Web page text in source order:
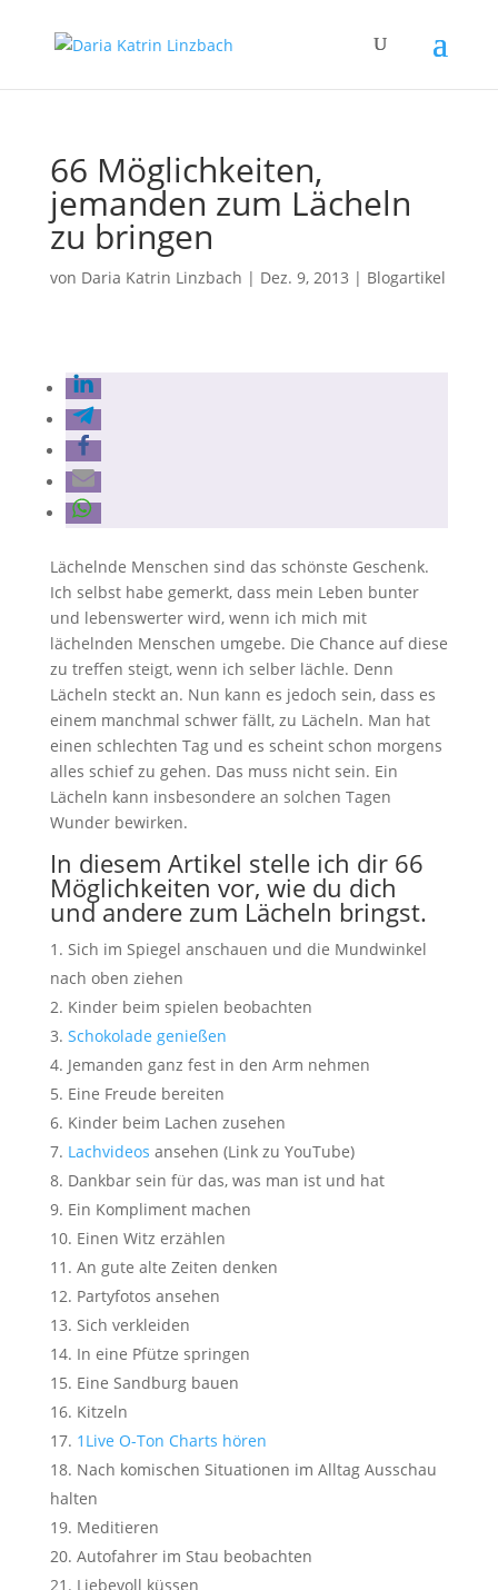
66 Möglichkeiten,
jemanden zum Lächeln
zu bringen
von Daria Katrin Linzbach | Dez. 9, 2013 | Blogartikel
Lächelnde Menschen sind das schönste Geschenk.
Ich selbst habe gemerkt, dass mein Leben bunter
und lebenswerter wird, wenn ich mich mit
lächelnden Menschen umgebe. Die Chance auf diese
zu treffen steigt, wenn ich selber lächle. Denn
Lächeln steckt an. Nun kann es jedoch sein, dass es
einem manchmal schwer fällt, zu Lächeln. Man hat
einen schlechten Tag und es scheint schon morgens
alles schief zu gehen. Das muss nicht sein. Ein
Lächeln kann insbesondere an solchen Tagen
Wunder bewirken.
In diesem Artikel stelle ich dir 66
Möglichkeiten vor, wie du dich
und andere zum Lächeln bringst.
Sich im Spiegel anschauen und die Mundwinkel
nach oben ziehen
Kinder beim spielen beobachten
Schokolade genießen
Jemanden ganz fest in den Arm nehmen
Eine Freude bereiten
Kinder beim Lachen zusehen
Lachvideos ansehen (Link zu YouTube)
Dankbar sein für das, was man ist und hat
Ein Kompliment machen
Einen Witz erzählen
An gute alte Zeiten denken
Partyfotos ansehen
Sich verkleiden
In eine Pfütze springen
Eine Sandburg bauen
Kitzeln
1Live O-Ton Charts hören
Nach komischen Situationen im Alltag Ausschau
halten
Meditieren
Autofahrer im Stau beobachten
Liebevoll küssen